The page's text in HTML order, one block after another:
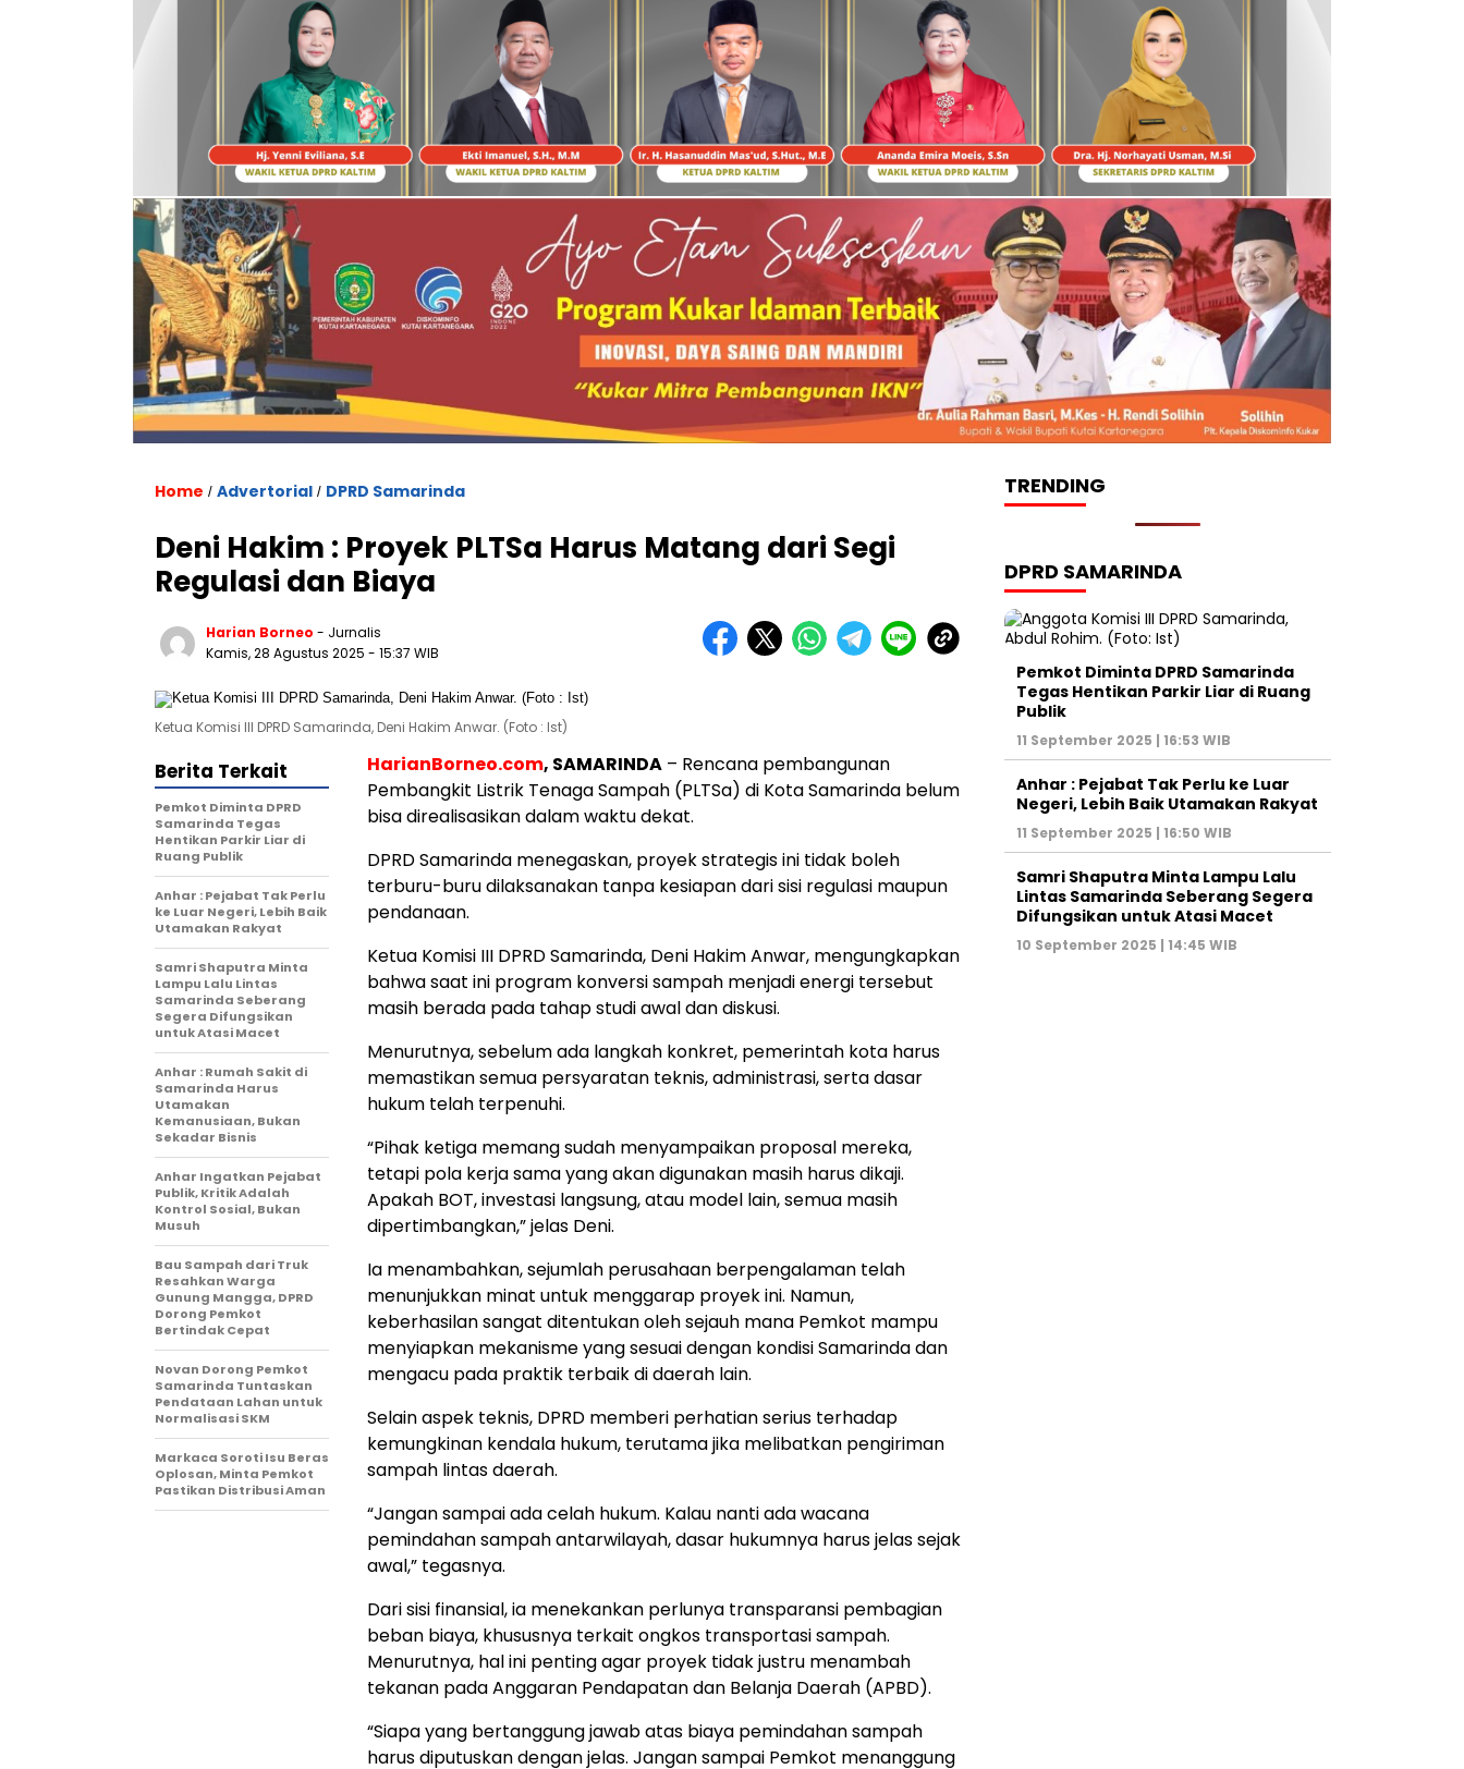
Home / Advertorial / DPRD Samarinda
Deni Hakim : Proyek PLTSa Harus Matang dari Segi
Regulasi dan Biaya
Harian Borneo - Jurnalis
Kamis, 28 Agustus 2025 - 15:37 WIB
Ketua Komisi III DPRD Samarinda, Deni Hakim Anwar. (Foto : Ist)
HarianBorneo.com, SAMARINDA – Rencana pembangunan
Pembangkit Listrik Tenaga Sampah (PLTSa) di Kota Samarinda belum
bisa direalisasikan dalam waktu dekat.
DPRD Samarinda menegaskan, proyek strategis ini tidak boleh
terburu-buru dilaksanakan tanpa kesiapan dari sisi regulasi maupun
pendanaan.
Ketua Komisi III DPRD Samarinda, Deni Hakim Anwar, mengungkapkan
bahwa saat ini program konversi sampah menjadi energi tersebut
masih berada pada tahap studi awal dan diskusi.
Menurutnya, sebelum ada langkah konkret, pemerintah kota harus
memastikan semua persyaratan teknis, administrasi, serta dasar
hukum telah terpenuhi.
“Pihak ketiga memang sudah menyampaikan proposal mereka,
tetapi pola kerja sama yang akan digunakan masih harus dikaji.
Apakah BOT, investasi langsung, atau model lain, semua masih
dipertimbangkan,” jelas Deni.
Ia menambahkan, sejumlah perusahaan berpengalaman telah
menunjukkan minat untuk menggarap proyek ini. Namun,
keberhasilan sangat ditentukan oleh sejauh mana Pemkot mampu
menyiapkan mekanisme yang sesuai dengan kondisi Samarinda dan
mengacu pada praktik terbaik di daerah lain.
Selain aspek teknis, DPRD memberi perhatian serius terhadap
kemungkinan kendala hukum, terutama jika melibatkan pengiriman
sampah lintas daerah.
“Jangan sampai ada celah hukum. Kalau nanti ada wacana
pemindahan sampah antarwilayah, dasar hukumnya harus jelas sejak
awal,” tegasnya.
Dari sisi finansial, ia menekankan perlunya transparansi pembagian
beban biaya, khususnya terkait ongkos transportasi sampah.
Menurutnya, hal ini penting agar proyek tidak justru menambah
tekanan pada Anggaran Pendapatan dan Belanja Daerah (APBD).
“Siapa yang bertanggung jawab atas biaya pemindahan sampah
harus diputuskan dengan jelas. Jangan sampai Pemkot menanggung
Berita Terkait
Pemkot Diminta DPRD
Samarinda Tegas
Hentikan Parkir Liar di
Ruang Publik
Anhar : Pejabat Tak Perlu
ke Luar Negeri, Lebih Baik
Utamakan Rakyat
Samri Shaputra Minta
Lampu Lalu Lintas
Samarinda Seberang
Segera Difungsikan
untuk Atasi Macet
Anhar : Rumah Sakit di
Samarinda Harus
Utamakan
Kemanusiaan, Bukan
Sekadar Bisnis
Anhar Ingatkan Pejabat
Publik, Kritik Adalah
Kontrol Sosial, Bukan
Musuh
Bau Sampah dari Truk
Resahkan Warga
Gunung Mangga, DPRD
Dorong Pemkot
Bertindak Cepat
Novan Dorong Pemkot
Samarinda Tuntaskan
Pendataan Lahan untuk
Normalisasi SKM
Markaca Soroti Isu Beras
Oplosan, Minta Pemkot
Pastikan Distribusi Aman
TRENDING
DPRD SAMARINDA
Pemkot Diminta DPRD Samarinda
Tegas Hentikan Parkir Liar di Ruang
Publik
11 September 2025 | 16:53 WIB
Anhar : Pejabat Tak Perlu ke Luar
Negeri, Lebih Baik Utamakan Rakyat
11 September 2025 | 16:50 WIB
Samri Shaputra Minta Lampu Lalu
Lintas Samarinda Seberang Segera
Difungsikan untuk Atasi Macet
10 September 2025 | 14:45 WIB